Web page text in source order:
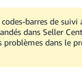
barres de
dans Seller
dans le